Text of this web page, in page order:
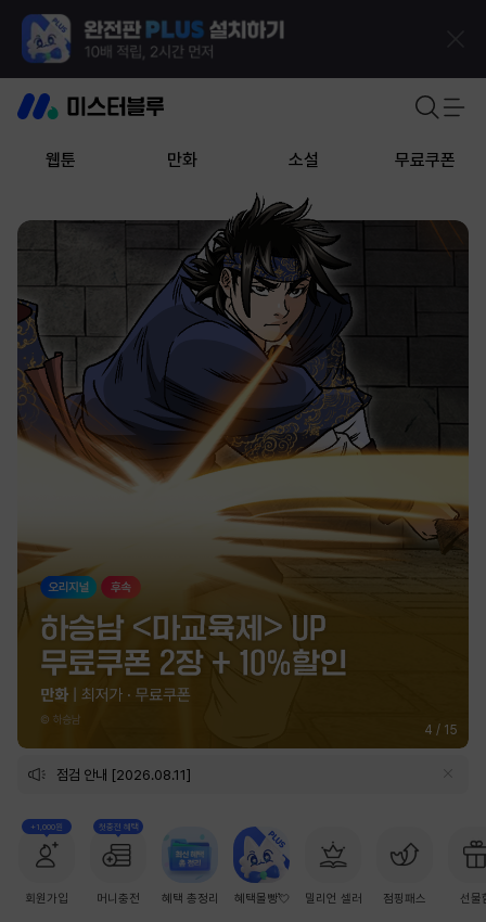
웹툰 만화 소설 무료쿠폰
4 / 15
점검 안내 [2026.08.11]
+1,000원
회원가입
첫충전 혜택
머니충전 혜택 총정리 혜택몰빵💘 밀리언 셀러 점핑패스 선물